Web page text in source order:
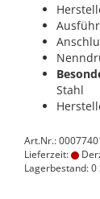
Stahl
Art.Nr.:
Lieferzeit:
Lagerbestand: